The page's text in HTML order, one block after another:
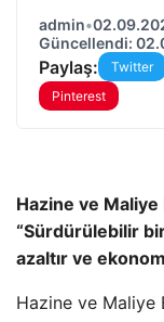
admin•
Güncellendi:
Paylaş: Twitter
Pinterest
Hazine ve Maliye
“Sürdürülebilir bir
azaltır ve
Hazine ve Maliye